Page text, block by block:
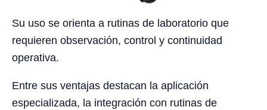
Su uso se orienta a rutinas de laboratorio que
requieren observación, control y continuidad
operativa.
Entre sus ventajas destacan la aplicación
especializada, la integración con rutinas de